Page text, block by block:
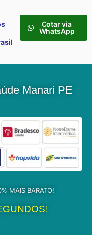
Cotar via
WhatsApp
Manari PE
MAIS BARATO!